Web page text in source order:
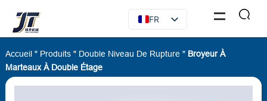
FR
EN
RU
ES
Accueil" Produits" Double Niveau De Rupture" Broyeur À
Marteaux À Double Étage